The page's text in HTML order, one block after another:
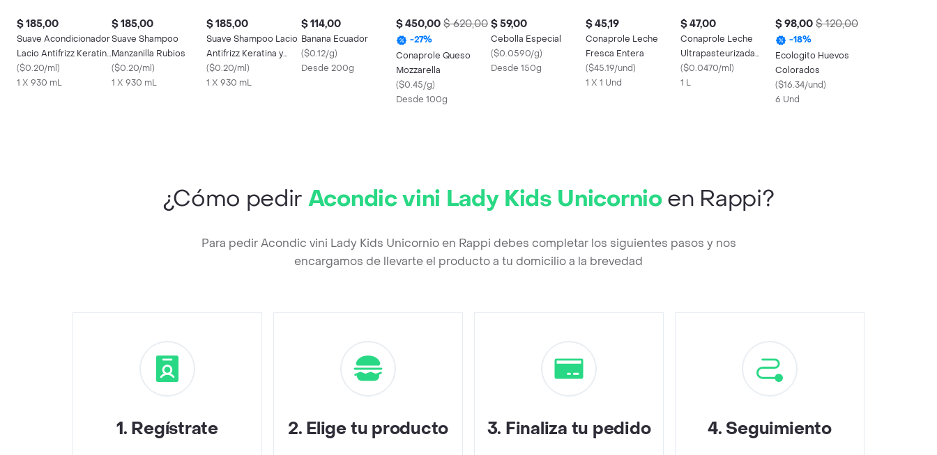
$ 185,00
Suave Acondicionador
Lacio Antifrizz Keratina
y Jazmin
($0.20/ml)
1 X 930 mL
$ 185,00
Suave Shampoo
Manzanilla Rubios
($0.20/ml)
1 X 930 mL
$ 185,00
Suave Shampoo Lacio
Antifrizz Keratina y
Jazmín
($0.20/ml)
1 X 930 mL
$ 114,00
Banana Ecuador
($0.12/g)
Desde 200g
$ 450,00 $ 620,00
-27%
Conaprole Queso
Mozzarella
($0.45/g)
Desde 100g
$ 59,00
Cebolla Especial
($0.0590/g)
Desde 150g
$ 45,19
Conaprole Leche
Fresca Entera
($45.19/und)
1 X 1 Und
$ 47,00
Conaprole Leche
Ultrapasteurizada
Descremada
($0.0470/ml)
1 L
$ 98,00 $ 120,00
-18%
Ecologito Huevos
Colorados
($16.34/und)
6 Und
¿Cómo pedir Acondic vini Lady Kids Unicornioen Rappi?
Para pedir Acondic vini Lady Kids Unicornio en Rappi debes completar los siguientes pasos y nos
encargamos de llevarte el producto a tu domicilio a la brevedad
1. Regístrate 2. Elige tu producto 3. Finaliza tu pedido 4. Seguimiento